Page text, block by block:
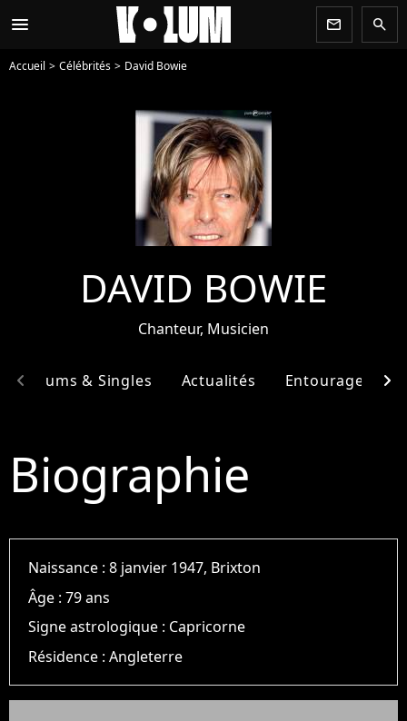
menu newsletter search
Accueil Célébrités David Bowie
DAVID BOWIE
Chanteur, Musicien
Albums & Singles Actualités Entourage
chevron_left chevron_right
Biographie
Naissance :8 janvier 1947, Brixton
Âge :79 ans
Signe astrologique : Capricorne
Résidence :Angleterre